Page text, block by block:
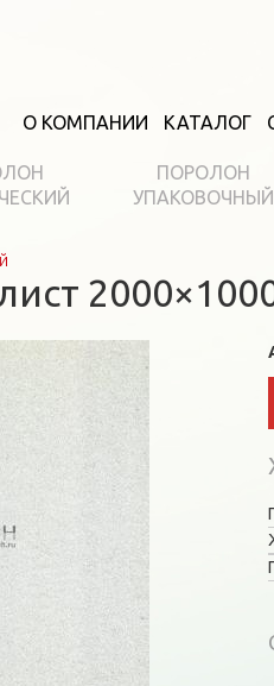
О КОМПАНИИ КАТАЛОГ
ПОРОЛОН
УПАКОВОЧНЫЙ